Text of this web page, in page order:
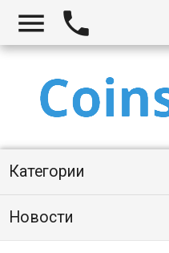
 
Категории
Новости